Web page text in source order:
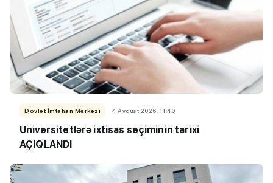
Dövlət İmtahan Mərkəzi 4 Avqust 2026, 11:40
Universitetlərə ixtisas seçiminin tarixi
AÇIQLANDI